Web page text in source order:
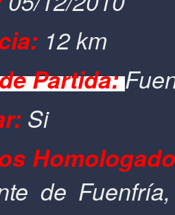
12 km
Partida:
Si
de